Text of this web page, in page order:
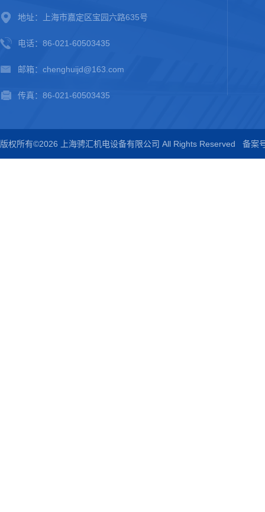
地址：上海市嘉定区宝园六路635号
电话：86-021-60503435
邮箱：chenghuijd@163.com
传真：86-021-60503435
版权所有©2026 上海骋汇机电设备有限公司 All Rights Reserved 备案